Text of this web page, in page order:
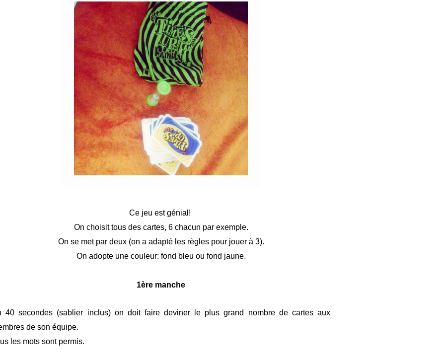
Ce jeu est génial!
On choisit tous des cartes, 6 chacun par exemple.
On se met par deux (on a adapté les règles pour jouer à 3).
On adopte une couleur: fond bleu ou fond jaune.
1ère manche
40 secondes (sablier inclus) on doit faire deviner le plus grand nombre de cartes aux
de son équipe.
les mots sont permis.